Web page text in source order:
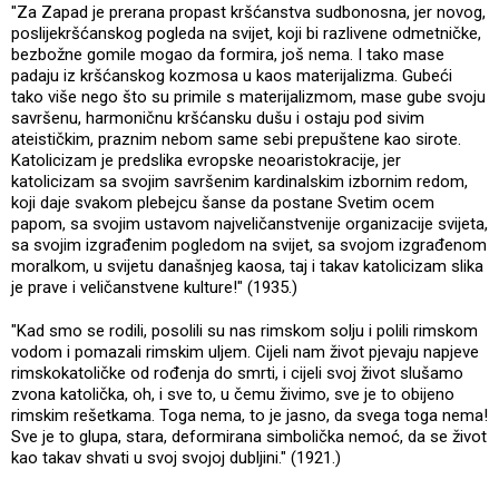
"Za Zapad je prerana propast kršćanstva sudbonosna, jer novog,
poslijekršćanskog pogleda na svijet, koji bi razlivene odmetničke,
bezbožne gomile mogao da formira, još nema. I tako mase
padaju iz kršćanskog kozmosa u kaos materijalizma. Gubeći
tako više nego što su primile s materijalizmom, mase gube svoju
savršenu, harmoničnu kršćansku dušu i ostaju pod sivim
ateističkim, praznim nebom same sebi prepuštene kao sirote.
Katolicizam je predslika evropske neoaristokracije, jer
katolicizam sa svojim savršenim kardinalskim izbornim redom,
koji daje svakom plebejcu šanse da postane Svetim ocem
papom, sa svojim ustavom najveličanstvenije organizacije svijeta,
sa svojim izgrađenim pogledom na svijet, sa svojom izgrađenom
moralkom, u svijetu današnjeg kaosa, taj i takav katolicizam slika
je prave i veličanstvene kulture!" (1935.)
"Kad smo se rodili, posolili su nas rimskom solju i polili rimskom
vodom i pomazali rimskim uljem. Cijeli nam život pjevaju napjeve
rimskokatoličke od rođenja do smrti, i cijeli svoj život slušamo
zvona katolička, oh, i sve to, u čemu živimo, sve je to obijeno
rimskim rešetkama. Toga nema, to je jasno, da svega toga nema!
Sve je to glupa, stara, deformirana simbolička nemoć, da se život
kao takav shvati u svoj svojoj dubljini." (1921.)